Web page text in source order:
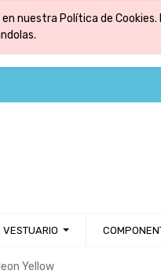
nuestra Política de
VESTUARIO
Yellow